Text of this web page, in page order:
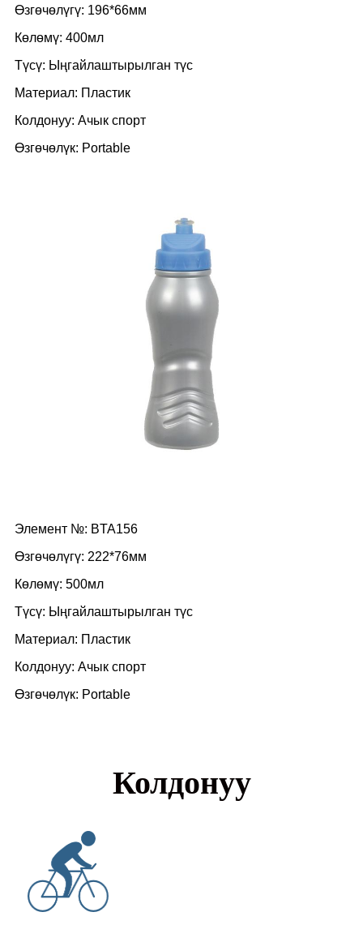
Өзгөчөлүгү: 196*66мм
Көлөмү: 400мл
Түсү: Ыңгайлаштырылган түс
Материал: Пластик
Колдонуу: Ачык спорт
Өзгөчөлүк: Portable
Элемент №: BTA156
Өзгөчөлүгү: 222*76мм
Көлөмү: 500мл
Түсү: Ыңгайлаштырылган түс
Материал: Пластик
Колдонуу: Ачык спорт
Өзгөчөлүк: Portable
Колдонуу